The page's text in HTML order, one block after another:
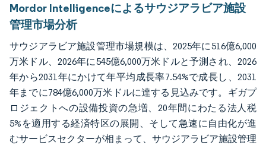
Mordor Intelligenceによるサウジアラビア施設
管理市場分析
サウジアラビア施設管理市場規模は、2025年に516億6,000
万米ドル、2026年に545億6,000万米ドルと予測され、2026
年から2031年にかけて年平均成長率7.54%で成長し、2031
年までに784億6,000万米ドルに達する見込みです。ギガプ
ロジェクトへの設備投資の急増、20年間にわたる法人税
5%を適用する経済特区の展開、そして急速に自由化が進
むサービスセクターが相まって、サウジアラビア施設管理